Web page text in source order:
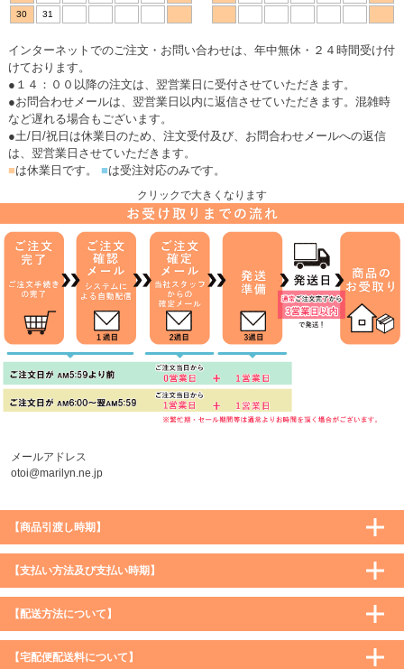
30
31
インターネットでのご注文・お問い合わせは、年中無休・２４時間受け付
けております。
●１４：００以降の注文は、翌営業日に受付させていただきます。
●お問合わせメールは、翌営業日以内に返信させていただきます。混雑時
など遅れる場合もございます。
●土/日/祝日は休業日のため、注文受付及び、お問合わせメールへの返信
は、翌営業日させていただきます。
■は休業日です。 ■は受注対応のみです。
クリックで大きくなります
メールアドレス
otoi@marilyn.ne.jp
【商品引渡し時期】
【支払い方法及び支払い時期】
【配送方法について】
【宅配便配送料について】